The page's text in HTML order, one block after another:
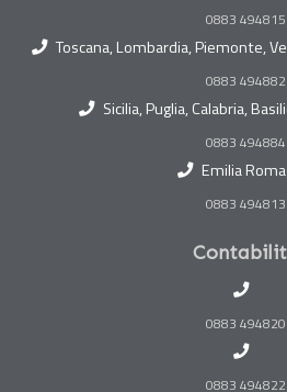
0883 494815
Toscana, Lombardia, Piemonte,
0883 494882
Sicilia, Puglia, Calabria,
0883 494884
Emilia
0883 494813
0883 494820
0883 494822